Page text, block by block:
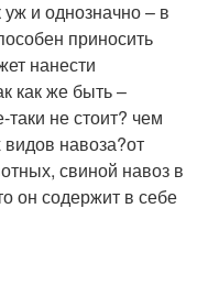
и однозначно – в
приносить
нанести
как же быть –
не стоит? чем
видов навоза?от
свиной навоз в
он содержит в себе